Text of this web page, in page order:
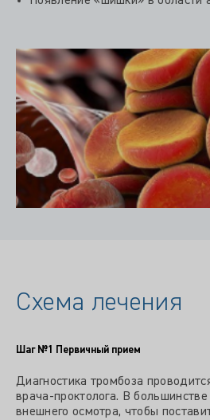
Схема лечения
Шаг №1 Первичный прием
Диагностика тромбоза
врача-проктолога. В
внешнего осмотра, чтобы